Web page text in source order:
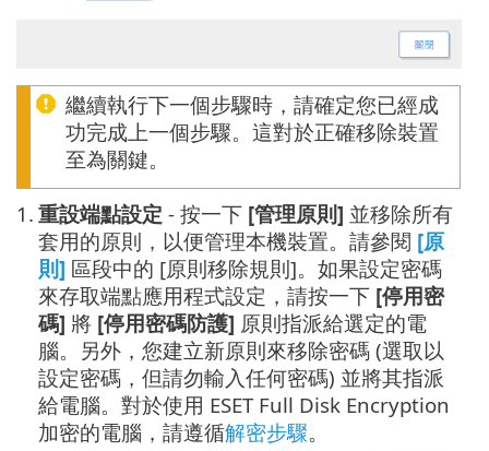
繼續執行下一個步驟時，請確定您已經成
功完成上一個步驟。這對於正確移除裝置
至為關鍵。
1. 重設端點設定 - 按一下 [管理原則] 並移除所有
套用的原則，以便管理本機裝置。請參閱 [原
則] 區段中的 [原則移除規則]。如果設定密碼
來存取端點應用程式設定，請按一下 [停用密
碼] 將 [停用密碼防護] 原則指派給選定的電
腦。另外，您建立新原則來移除密碼 (選取以
設定密碼，但請勿輸入任何密碼) 並將其指派
給電腦。對於使用 ESET Full Disk Encryption
加密的電腦，請遵循解密步驟。